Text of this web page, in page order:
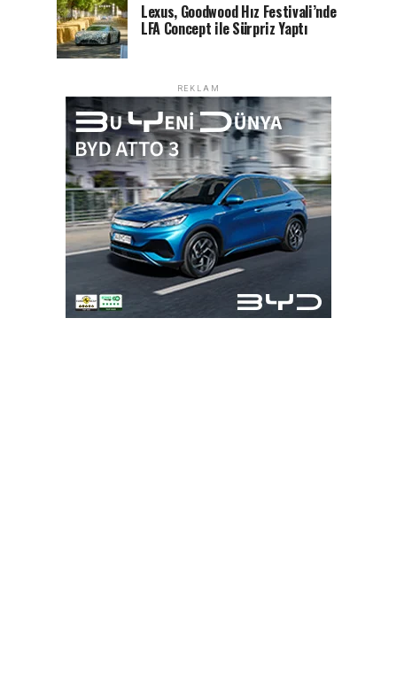
Lexus, Goodwood Hız Festivali’nde
LFA Concept ile Sürpriz Yaptı
REKLAM